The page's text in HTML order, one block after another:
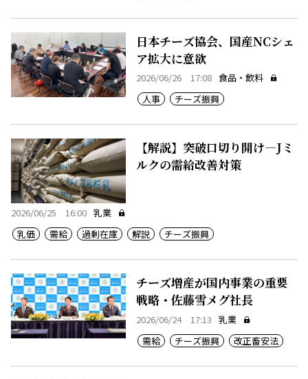
日本チーズ協会、国産NCシェ
ア拡大に意欲
2026/06/26 17:08 食品・飲料
人事
チーズ振興
【解説】突破口切り開け―Jミ
ルクの需給改善対策
2026/06/25 16:00 乳業
乳価
需給 過剰在庫 解説 チーズ振興
チーズ増産が国内事業の重要
戦略・佐藤雪メグ社長
2026/06/24 17:13 乳業
需給
チーズ振興 改正畜安法